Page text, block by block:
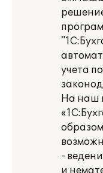
учета
На наш
-
и